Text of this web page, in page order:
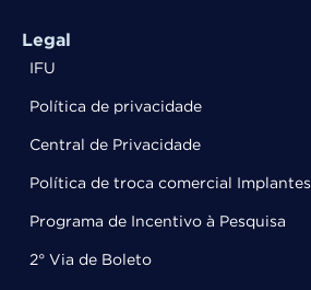
Legal
IFU
Política de privacidade
Central de Privacidade
Política de troca comercial Implantes
Programa de Incentivo à Pesquisa
2° Via de Boleto